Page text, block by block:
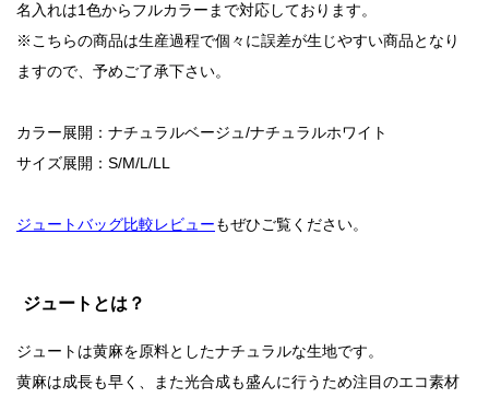
名入れは1色からフルカラーまで対応しております。
※こちらの商品は生産過程で個々に誤差が生じやすい商品となり
ますので、予めご了承下さい。
カラー展開：ナチュラルベージュ/ナチュラルホワイト
サイズ展開：S/M/L/LL
ジュートバッグ比較レビューもぜひご覧ください。
ジュートとは？
ジュートは黄麻を原料としたナチュラルな生地です。
黄麻は成長も早く、また光合成も盛んに行うため注目のエコ素材